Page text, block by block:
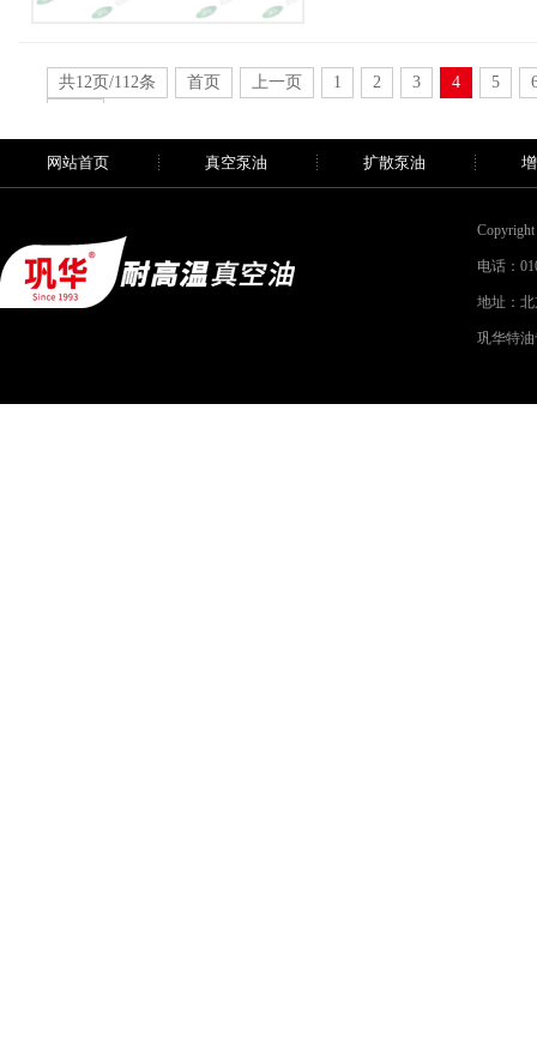
共12页/112条 首页 上一页 1 2 3 4 5
网站首页 真空泵油 扩散泵油
电话：
地址：
巩华特